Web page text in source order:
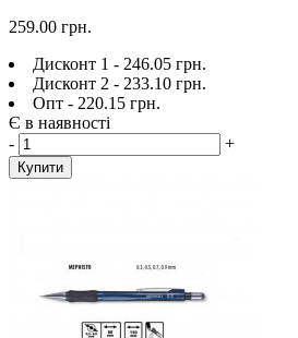
259.00 грн.
Дисконт 1 - 246.05 грн.
Дисконт 2 - 233.10 грн.
Опт - 220.15 грн.
Є в наявності
-
+
Купити